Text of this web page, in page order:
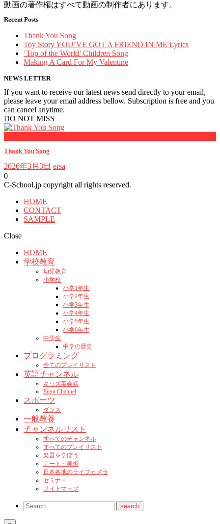
動画の著作権はすべて動画の制作者にあります。
Recent Posts
Thank You Song
Toy Story YOU’VE GOT A FRIEND IN ME Lyrics
‘Top of the World’ Children Song
Making A Card For My Valentine
NEWS LETTER
If you want to receive our latest news send directly to your email,
please leave your email address bellow. Subscription is free and you
can cancel anytime.
DO NOT MISS
Thank You Song
2026年3月3日 ersa
0
C-School.jp copyright all rights reserved.
HOME
CONTACT
SAMPLE
Close
HOME
学校教育
幼児教育
小学校
小学1年生
小学2年生
小学3年生
小学4年生
小学5年生
小学6年生
中学生
中学の歴史
プログラミング
全てのプレイリスト
英語チャンネル
キッズ英会話
Eigot Channel
スポーツ
ダンス
一般教養
チャンネルリスト
すべてのチャンネル
すべてのプレイリスト
楽器を学ぼう
アート・美術
日本各地のライブカメラ
セミナー
サイトマップ